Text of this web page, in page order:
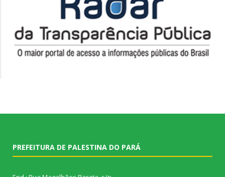
PREFEITURA DE PALESTINA DO PARÁ